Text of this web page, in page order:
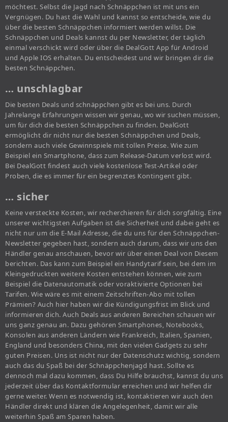
möchtest. Selbst die Jagd nach Schnäppchen ist mit uns ein
Vergnügen. Du hast die Wahl und kannst so entscheide, wie du
über die besten Schnäppchen informiert werden willst. Die
Schnäppchen und Deals kannst du per Newsletter, der täglich
einmal verschickt wird oder über die DealGott App für Android
und Apple IOS erhalten. Du entscheidest und wir bringen dir die
besten Schnäppchen.
… unschlagbar
Die besten Deals und schnäppchen gibt es bei uns. Durch
Jahrelange Erfahrungen wissen wir genau, wo wir suchen müssen,
um für dich die besten Schnäppchen zu finden. DealGott
ermöglicht dir nicht nur die besten Schnäppchen und Deals,
sondern auch viele Gewinnspiele mit tollen Preise. Wie zum
Beispiel ein Smartphone, dass zum Release-Datum verlost wird.
Bei DealGott findest auch viele kostenlose Test-Artikel oder
Proben, die es immer für ein begrenztes Kontingent gibt.
… sicher
Keine versteckte Kosten, wir recherchieren für dich sorgfältig. Eine
unserer wichtigsten Aufgaben ist die Sicherheit und dabei geht es
nicht nur um die E-Mail Adresse, die du uns für den Schnäppchen-
Newsletter gegeben hast, sondern auch darum, dass wir uns den
Händler genau anschauen, bevor wir über einen Deal von Diesem
berichten. Das kann zum Beispiel ein Handytarif sein, bei dem im
Kleingedruckten weitere Kosten entstehen können, wie zum
Beispiel die Datenautomatik oder voraktivierte Optionen bei
Tarifen. Wie wäre es mit einem Zeitschriften-Abo mit tollen
Prämien? Auch hier haben wir die Kündigungsfrist im Blick und
informieren dich. Auch Deals aus anderen Bereichen schauen wir
uns ganz genau an. Dazu gehören Smartphones, Notebooks,
Konsolen aus anderen Ländern wie Frankreich, Italien, Spanien,
England und besonders China, mit den vielen Gadgets zu sehr
guten Preisen. Uns ist nicht nur der Datenschutz wichtig, sondern
auch das du Spaß bei der Schnäppchenjagd hast. Sollte es
dennoch mal dazu kommen, dass Du Hilfe brauchst, kannst du uns
jederzeit über das Kontaktformular erreichen und wir helfen dir
gerne weiter. Wenn es notwendig ist, kontaktieren wir auch den
Händler direkt und klären die Angelegenheit, damit wir alle
weiterhin Spaß am Sparen haben.